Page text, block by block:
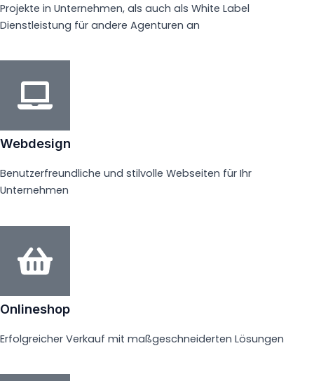
Projekte in Unternehmen, als auch als White Label
Dienstleistung für andere Agenturen an
Webdesign
Benutzerfreundliche und stilvolle Webseiten für Ihr
Unternehmen
Onlineshop
Erfolgreicher Verkauf mit maßgeschneiderten Lösungen